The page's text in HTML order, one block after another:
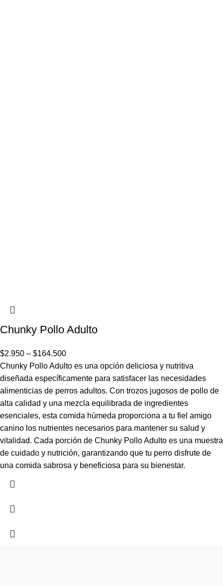
Chunky Pollo Adulto
$2.950 – $164.500
Chunky Pollo Adulto es una opción deliciosa y nutritiva
diseñada específicamente para satisfacer las necesidades
alimenticias de perros adultos. Con trozos jugosos de pollo de
alta calidad y una mezcla equilibrada de ingredientes
esenciales, esta comida húmeda proporciona a tu fiel amigo
canino los nutrientes necesarios para mantener su salud y
vitalidad. Cada porción de Chunky Pollo Adulto es una muestra
de cuidado y nutrición, garantizando que tu perro disfrute de
una comida sabrosa y beneficiosa para su bienestar.